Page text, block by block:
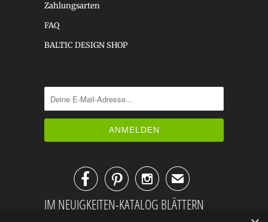
Zahlungsarten
FAQ
BALTIC DESIGN SHOP
✉
IM NEUIGKEITEN-KATALOG BLÄTTERN